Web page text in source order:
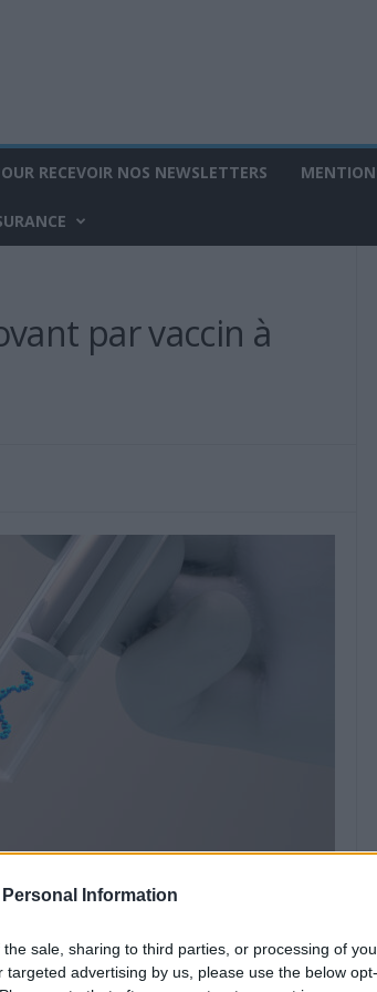
Information
sale, sharing to third parties, or processing of
targeted advertising by us, please use the below
RECEVOIR NOS NEWSLETTERS
par vaccin à
sur un vaccin à ARN messager contre